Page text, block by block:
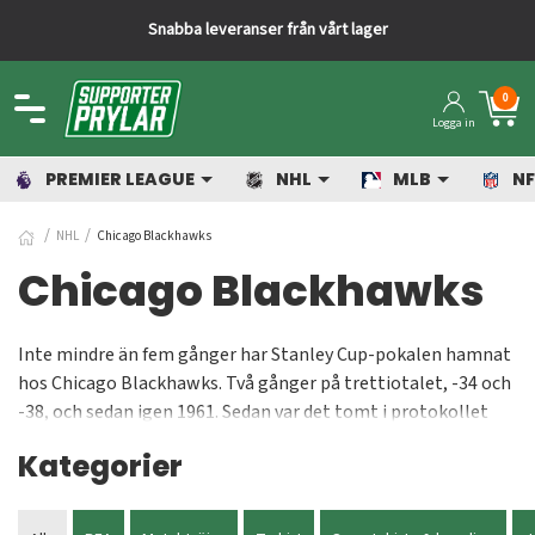
Snabba leveranser från vårt lager
Logga in
0
PREMIER LEAGUE NHL MLB
NHL Chicago Blackhawks
Chicago Blackhawks
Inte mindre än fem gånger har Stanley Cup-pokalen hamnat
hos Chicago Blackhawks. Två gånger på trettiotalet, -34 och
-38, och sedan igen 1961. Sedan var det tomt i protokollet
talet då bucklan togs hem både 2010 och 2013. Flera svenskar
som gjorde 239 matcher mellan 1999 och 2002. Chicago har
Kategorier